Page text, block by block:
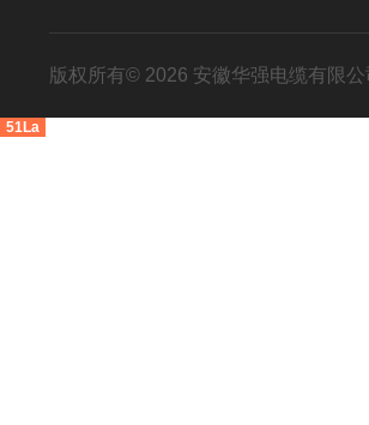
版权所有© 2026 安徽华强电缆有限
51La